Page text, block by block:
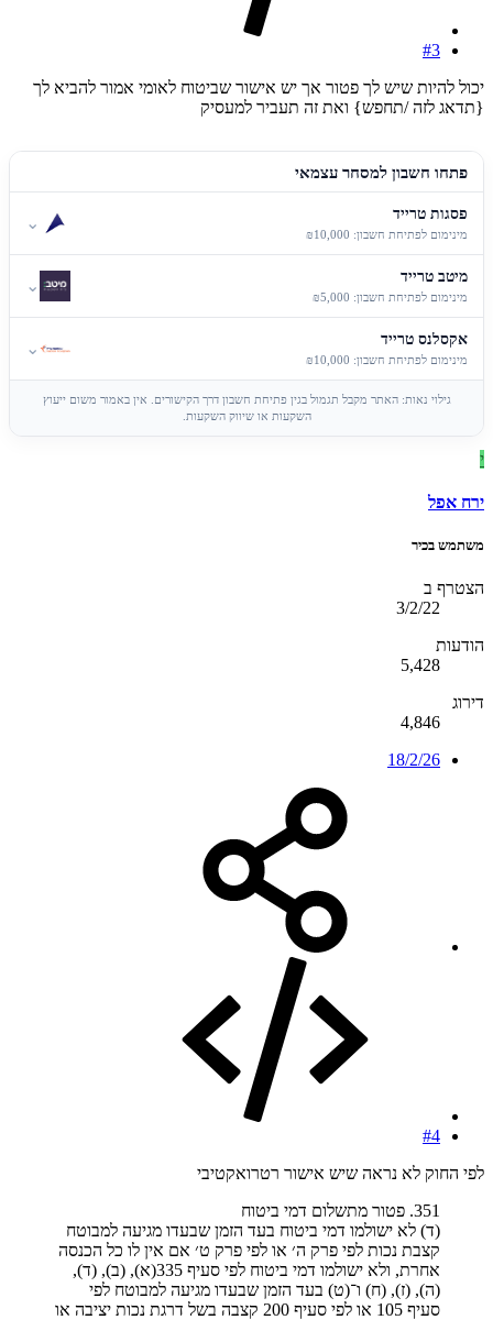
#3
יכול להיות שיש לך פטור אך יש אישור שביטוח לאומי אמור להביא לך
{תדאג לזה /תחפש} ואת זה תעביר למעסיק
פתחו חשבון למסחר עצמאי
פסגות טרייד
מינימום לפתיחת חשבון: ₪10,000
⌄
מיטב טרייד
מינימום לפתיחת חשבון: ₪5,000
⌄
אקסלנס טרייד
מינימום לפתיחת חשבון: ₪10,000
⌄
גילוי נאות: האתר מקבל תגמול בגין פתיחת חשבון דרך הקישורים. אין באמור משום ייעוץ
השקעות או שיווק השקעות.
י
ירח אפל
משתמש בכיר
הצטרף ב
3/2/22
הודעות
5,428
דירוג
4,846
18/2/26
#4
לפי החוק לא נראה שיש אישור רטרואקטיבי
351. פטור מתשלום דמי ביטוח
(ד) לא ישולמו דמי ביטוח בעד הזמן שבעדו מגיעה למבוטח
קצבת נכות לפי פרק ה׳ או לפי פרק ט׳ אם אין לו כל הכנסה
אחרת, ולא ישולמו דמי ביטוח לפי סעיף 335(א), (ב), (ד),
(ה), (ז), (ח) ו־(ט) בעד הזמן שבעדו מגיעה למבוטח לפי
סעיף 105 או לפי סעיף 200 קצבה בשל דרגת נכות יציבה או